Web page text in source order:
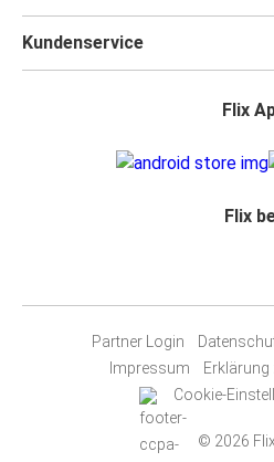
Kundenservice
Flix
Flix
Partner Login
Impressum
Erklärung
Cookie-
© 2026